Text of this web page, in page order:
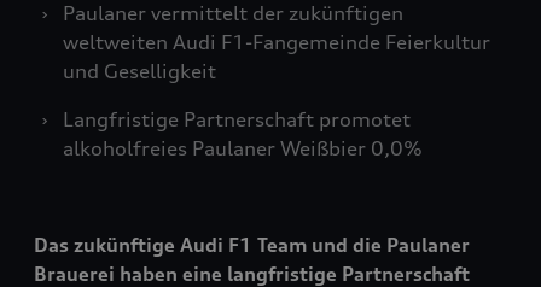
Paulaner vermittelt der zukünftigen
weltweiten Audi F1-Fangemeinde Feierkultur
und Geselligkeit
Langfristige Partnerschaft promotet
alkoholfreies Paulaner Weißbier 0,0%
Das zukünftige Audi F1 Team und die Paulaner
Brauerei haben eine langfristige Partnerschaft